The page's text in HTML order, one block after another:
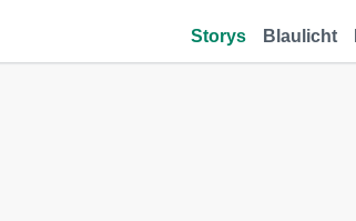
Storys Blaulicht